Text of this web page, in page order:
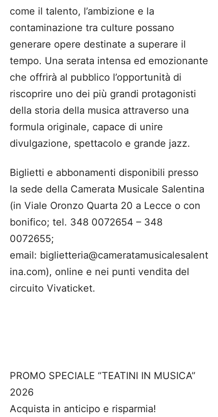
come il talento, l’ambizione e la
contaminazione tra culture possano
generare opere destinate a superare il
tempo. Una serata intensa ed emozionante
che offrirà al pubblico l’opportunità di
riscoprire uno dei più grandi protagonisti
della storia della musica attraverso una
formula originale, capace di unire
divulgazione, spettacolo e grande jazz.
Biglietti e abbonamenti disponibili presso
la sede della Camerata Musicale Salentina
(in Viale Oronzo Quarta 20 a Lecce o con
bonifico; tel. 348 0072654 – 348
0072655;
email: biglietteria@cameratamusicalesalent
ina.com), online e nei punti vendita del
circuito Vivaticket.
PROMO SPECIALE “TEATINI IN MUSICA”
2026
Acquista in anticipo e risparmia!